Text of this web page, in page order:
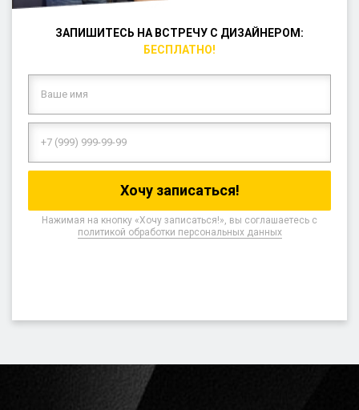
ЗАПИШИТЕСЬ НА ВСТРЕЧУ С ДИЗАЙНЕРОМ:
БЕСПЛАТНО!
Нажимая на кнопку «Хочу записаться!», вы соглашаетесь с
политикой обработки персональных данных